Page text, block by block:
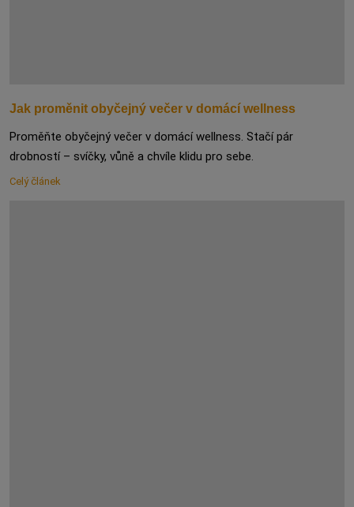
Jak proměnit obyčejný večer v domácí wellness
Proměňte obyčejný večer v domácí wellness. Stačí pár
drobností – svíčky, vůně a chvíle klidu pro sebe.
Celý článek